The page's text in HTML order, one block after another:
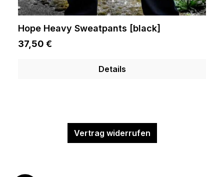
Hope Heavy Sweatpants [black]
37,50 €
Details
Vertrag widerrufen